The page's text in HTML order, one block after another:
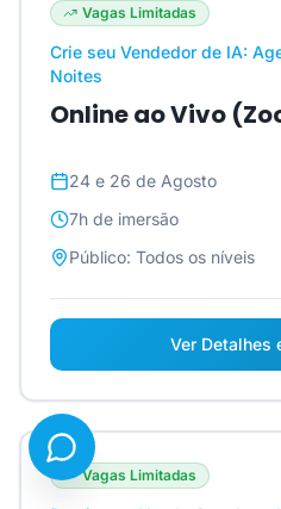
Vagas Limitadas
Crie seu Vendedor de IA:
Noites
Online ao Vivo
24 e 26 de Agosto
7h de imersão
Público: Todos os níveis
Ver Detalhes
Vagas Limitadas